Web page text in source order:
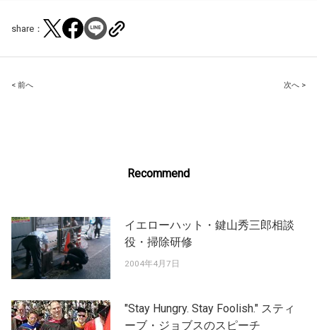
share：
Post
< 前へ 次へ >
Recommend
イエローハット・鍵山秀三郎相談
役・掃除研修
2004年4月7日
"Stay Hungry. Stay Foolish." スティ
ーブ・ジョブスのスピーチ